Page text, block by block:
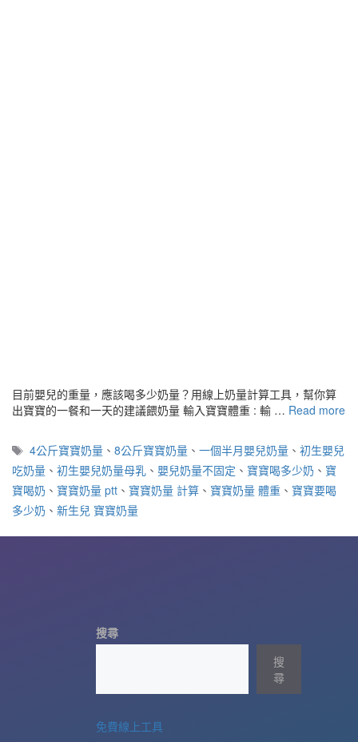
目前嬰兒的重量，應該喝多少奶量？用線上奶量計算工具，幫你算
出寶寶的一餐和一天的建議餵奶量 輸入寶寶體重 : 輸 … Read more
標
籤
4公斤寶寶奶量 、8公斤寶寶奶量 、一個半月嬰兒奶量 、初生嬰兒
吃奶量 、 初生嬰兒奶量母乳 、 嬰兒奶量不固定 、 寶寶喝多少奶 、 寶
寶喝奶 、 寶寶奶量 ptt 、 寶寶奶量 計算 、 寶寶奶量 體重 、 寶寶要喝
多少奶 、 新生兒 寶寶奶量
搜尋
搜
尋
免費線上工具